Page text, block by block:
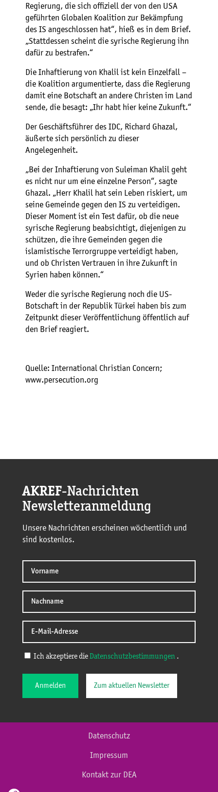
Regierung, die sich offiziell der von den USA
geführten Globalen Koalition zur Bekämpfung
des IS angeschlossen hat“, hieß es in dem Brief.
„Stattdessen scheint die syrische Regierung ihn
dafür zu bestrafen.“
Die Inhaftierung von Khalil ist kein Einzelfall –
die Koalition argumentierte, dass die Regierung
damit eine Botschaft an andere Christen im Land
sende, die besagt: „Ihr habt hier keine Zukunft.“
Der Geschäftsführer des IDC, Richard Ghazal,
äußerte sich persönlich zu dieser
Angelegenheit.
„Bei der Inhaftierung von Suleiman Khalil geht
es nicht nur um eine einzelne Person“, sagte
Ghazal. „Herr Khalil hat sein Leben riskiert, um
seine Gemeinde gegen den IS zu verteidigen.
Dieser Moment ist ein Test dafür, ob die neue
syrische Regierung beabsichtigt, diejenigen zu
schützen, die ihre Gemeinden gegen die
islamistische Terrorgruppe verteidigt haben,
und ob Christen Vertrauen in ihre Zukunft in
Syrien haben können.“
Weder die syrische Regierung noch die US-
Botschaft in der Republik Türkei haben bis zum
Zeitpunkt dieser Veröffentlichung öffentlich auf
den Brief reagiert.
Quelle: International Christian Concern;
www.persecution.org
AKREF-Nachrichten
Newsletteranmeldung
Unsere Nachrichten erscheinen wöchentlich und
sind kostenlos.
Ich akzeptiere die Datenschutzbestimmungen .
Anmelden Zum aktuellen Newsletter
Datenschutz
Impressum
Kontakt zur DEA